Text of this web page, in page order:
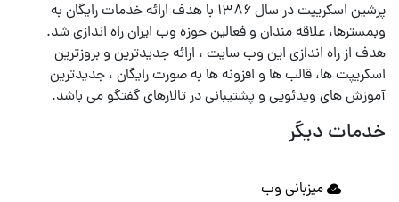
پرشین اسکریپت در سال ۱۳۸۶ با هدف ارائه خدمات رایگان به
وبمسترها، علاقه مندان و فعالین حوزه وب ایران راه اندازی شد.
هدف از راه اندازی این وب سایت ، ارائه جدیدترین و بروزترین
اسکریپت ها، قالب ها و افزونه ها به صورت رایگان ، جدیدترین
آموزش های ویدئویی و پشتیبانی در تالارهای گفتگو می باشد.
خدمات دیگر
میزبانی وب